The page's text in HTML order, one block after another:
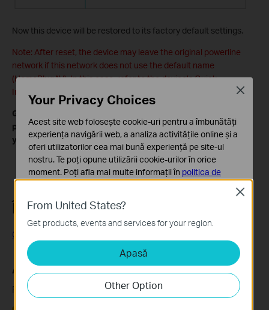
Now this device will be restored to its factory default settings.
Note: After reset, the device may leave the original powerline
network if this network does not use the default name
(HomePlugAV). In this case, refer to the device’s Quick
Installation Guide to pair the device.
Get to know more details of each function and configuration
please go toDownload Centerto download the manual of
your product.
Întrebări similare:
Cum se resetează TL-PS2011 la setările din fabrică?
A fost util acest FAQ?
Părerea ta ne ajută să îmbunătățim acest site.
From United States?
Get products, events and services for your region.
Apasă
Other Option
Close
Your Privacy Choices
Acest site web folosește cookie-uri pentru a îmbunătăți
experiența navigării web, a analiza activitățile online și a
oferi utilizatorilor cea mai bună experiență pe site-ul
nostru. Te poți opune utilizării cookie-urilor în orice
moment. Poți afla mai multe informații în politica de
Cookie-uri de bază
Aceste cookie-uri sunt necesare pentru funcționarea
site-ului web și nu pot fi dezactivate în sistemele tale
Cookie-uri de analiză și marketing
Cookie-urile de analiză ne permit să analizăm activitățile
tale de pe site-ul nostru web a îmbunătăți și ajusta
funcționalitatea site-ului.
Close